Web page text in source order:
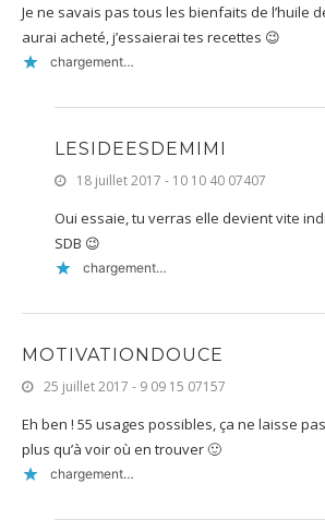
Je ne savais pas tous les bienfaits de l’huile
aurai acheté, j’essaierai tes recettes 😉
chargement…
LESIDEESDEMIMI
18 juillet 2017 - 10 10 40 07407
Oui essaie, tu verras elle devient vite
SDB 😉
chargement…
MOTIVATIONDOUCE
25 juillet 2017 - 9 09 15 07157
Eh ben ! 55 usages possibles, ça ne laisse
plus qu’à voir où en trouver 🙂
chargement…